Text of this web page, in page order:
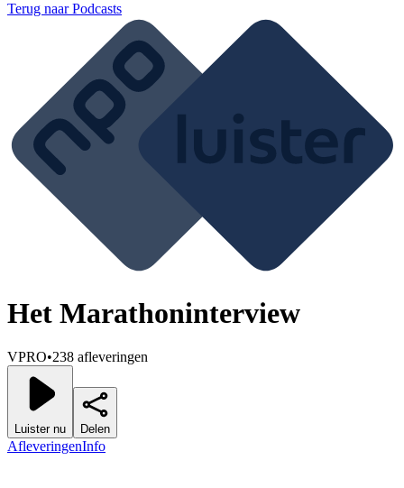
Terug naarPodcasts
Het Marathoninterview
VPRO•238 afleveringen
Luister nu Delen
AfleveringenInfo